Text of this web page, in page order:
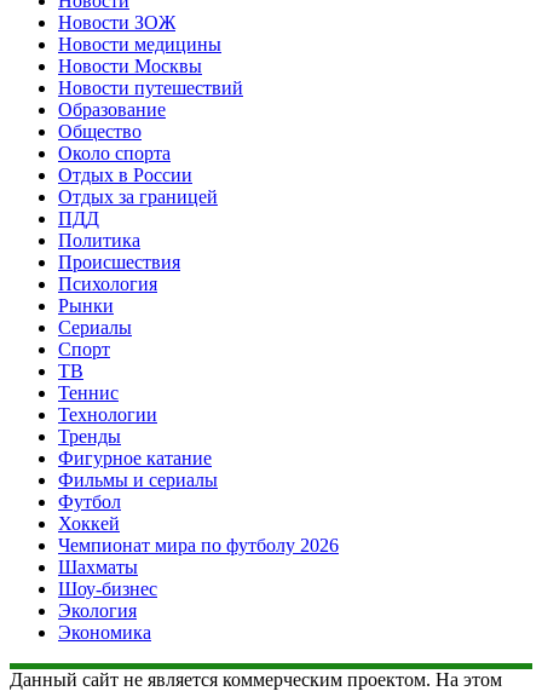
Новости ЗОЖ
Новости медицины
Новости Москвы
Новости путешествий
Образование
Общество
Около спорта
Отдых в России
Отдых за границей
ПДД
Политика
Происшествия
Психология
Рынки
Сериалы
Спорт
ТВ
Теннис
Технологии
Тренды
Фигурное катание
Фильмы и сериалы
Футбол
Хоккей
Чемпионат мира по футболу 2026
Шахматы
Шоу-бизнес
Экология
Экономика
Данный сайт не является коммерческим проектом. На этом